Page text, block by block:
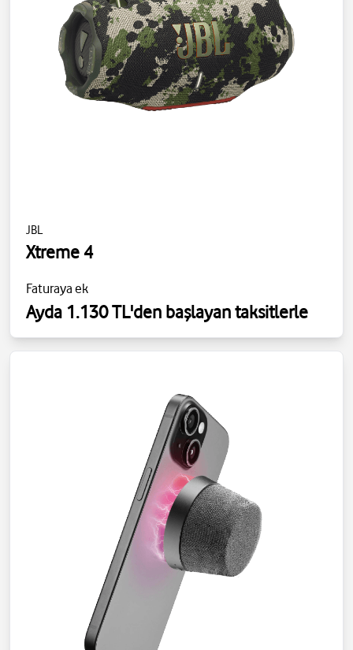
JBL
Xtreme 4
Faturaya ek
Ayda 1.130 TL'den başlayan taksitlerle